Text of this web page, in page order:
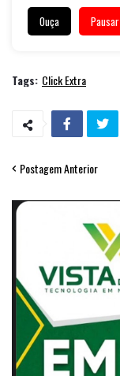
Ouça Pausar
Tags: Click Extra
Postagem Anterior